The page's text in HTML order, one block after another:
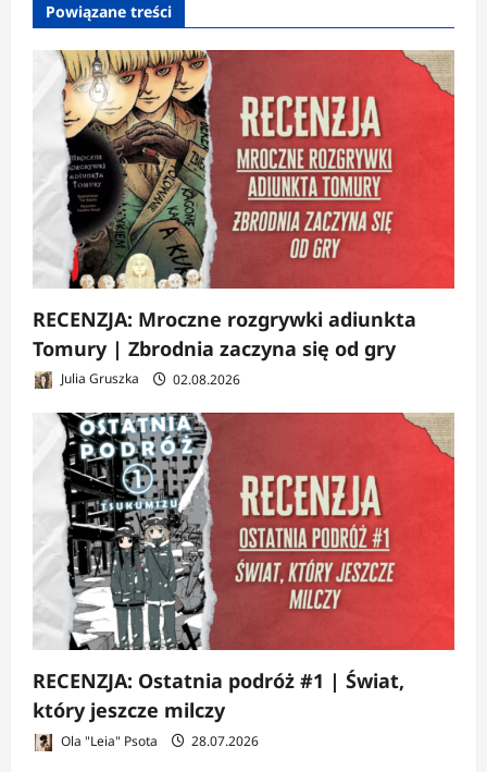
Powiązane treści
RECENZJA: Mroczne rozgrywki adiunkta
Tomury | Zbrodnia zaczyna się od gry
Julia Gruszka 02.08.2026
RECENZJA: Ostatnia podróż #1 | Świat,
który jeszcze milczy
Ola "Leia" Psota 28.07.2026